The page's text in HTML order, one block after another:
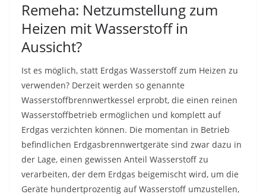
Remeha: Netzumstellung zum
Heizen mit Wasserstoff in
Aussicht?
Ist es möglich, statt Erdgas Wasserstoff zum Heizen zu
verwenden? Derzeit werden so genannte
Wasserstoffbrennwertkessel erprobt, die einen reinen
Wasserstoffbetrieb ermöglichen und komplett auf
Erdgas verzichten können. Die momentan in Betrieb
befindlichen Erdgasbrennwertgeräte sind zwar dazu in
der Lage, einen gewissen Anteil Wasserstoff zu
verarbeiten, der dem Erdgas beigemischt wird, um die
Geräte hundertprozentig auf Wasserstoff umzustellen,